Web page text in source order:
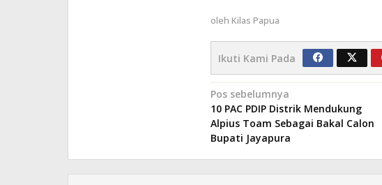
oleh Kilas Papua
Ikuti Kami Pada
Navigasi
pos
Pos sebelumnya
10 PAC PDIP Distrik Mendukung
Alpius Toam Sebagai Bakal Calon
Bupati Jayapura